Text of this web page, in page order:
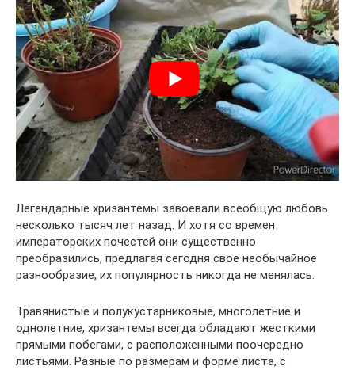
Легендарные хризантемы завоевали всеобщую любовь
несколько тысяч лет назад. И хотя со времен
императорских почестей они существенно
преобразились, предлагая сегодня свое необычайное
разнообразие, их популярность никогда не менялась.
Травянистые и полукустарниковые, многолетние и
однолетние, хризантемы всегда обладают жесткими
прямыми побегами, с расположенными поочередно
листьями. Разные по размерам и форме листа, с